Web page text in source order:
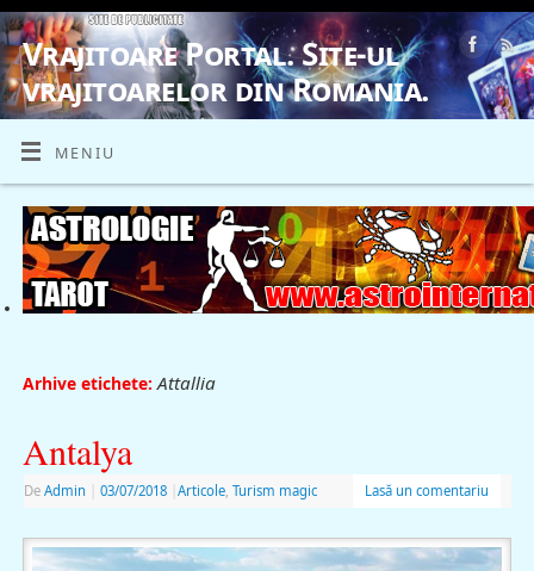
Vrajitoare Portal. Site-ul
vrajitoarelor din Romania.
VRAJITOARE, VRAJITOARELE, VRAJITOARE
MENIU
Arhive etichete:Attallia
Antalya
De Admin 03/07/2018 Articole, Turism magic Lasă un comentariu